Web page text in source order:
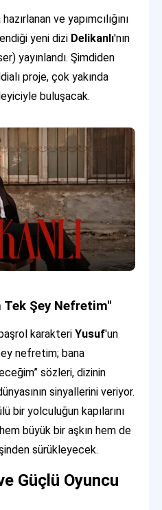
ve yapımcılığını
yeni dizi Delikanlı'nın
yayınlandı. Şimdiden
proje, çok yakında
buluşacak.
Şey Nefretim"
başrol karakteriYusuf'un
nefretim; bana
sözleri, dizinin
sinyallerini veriyor.
bir yolculuğun kapılarını
büyük bir aşkın hem de
sürükleyecek.
Güçlü Oyuncu